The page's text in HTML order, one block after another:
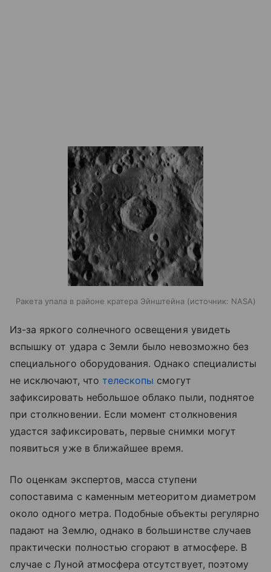
Ракета упала в районе кратера Эйнштейна источник: NASA
Из-за яркого солнечного освещения увидеть
вспышку от удара с Земли было невозможно без
специального оборудования. Однако специалисты
не исключают, что телескопы смогут
зафиксировать небольшое облако пыли, поднятое
при столкновении. Если момент столкновения
удастся зафиксировать, первые снимки могут
появиться уже в ближайшее время.
По оценкам экспертов, масса ступени
сопоставима с каменным метеоритом диаметром
около одного метра. Подобные объекты регулярно
падают на Землю, однако в большинстве случаев
практически полностью сгорают в атмосфере. В
случае с Луной атмосфера отсутствует, поэтому